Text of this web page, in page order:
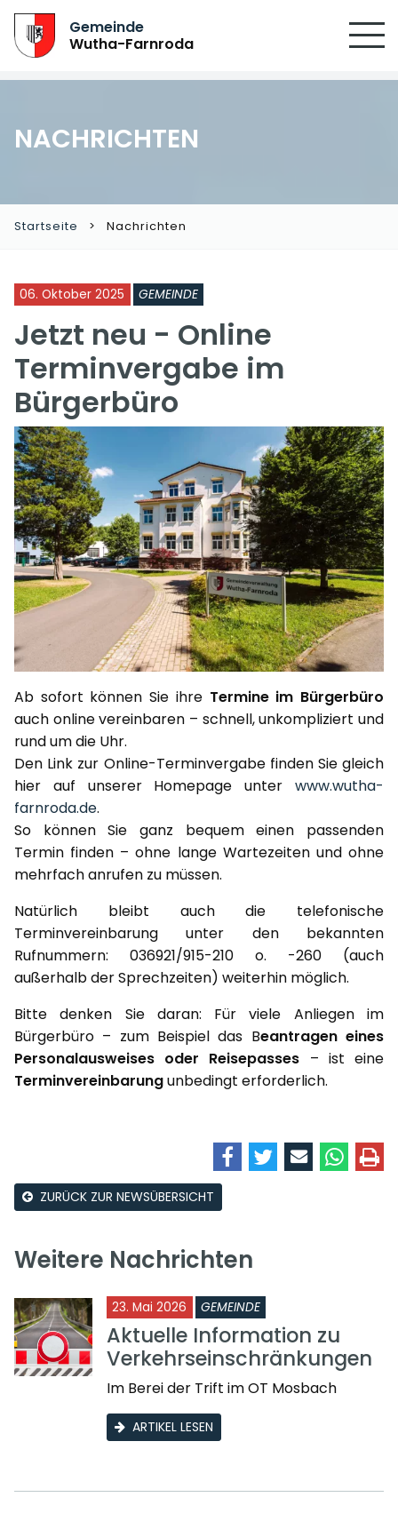
Gemeinde
Wutha-Farnroda
NACHRICHTEN
Startseite Nachrichten
06. Oktober 2025 GEMEINDE
Jetzt neu - Online
Terminvergabe im
Bürgerbüro
Ab sofort können Sie ihre Termine im Bürgerbüro
auch online vereinbaren – schnell, unkompliziert und
rund um die Uhr.
Den Link zur Online-Terminvergabe finden Sie gleich
hier auf unserer Homepage unter www.wutha-
farnroda.de.
So können Sie ganz bequem einen passenden
Termin finden – ohne lange Wartezeiten und ohne
mehrfach anrufen zu müssen.
Natürlich bleibt auch die telefonische
Terminvereinbarung unter den bekannten
Rufnummern: 036921/915-210 o. -260 (auch
außerhalb der Sprechzeiten) weiterhin möglich.
Bitte denken Sie daran: Für viele Anliegen im
Bürgerbüro – zum Beispiel das Beantragen eines
Personalausweises oder Reisepasses – ist eine
Terminvereinbarungunbedingt erforderlich.
ZURÜCK ZUR NEWSÜBERSICHT
Weitere Nachrichten
23. Mai 2026 GEMEINDE
Aktuelle Information zu
Verkehrseinschränkungen
Im Berei der Trift im OT Mosbach
ARTIKEL LESEN